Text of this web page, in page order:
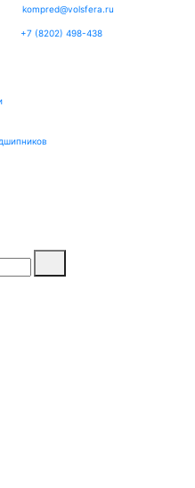
kompred@volsfera.ru
+7 (8202) 498-438